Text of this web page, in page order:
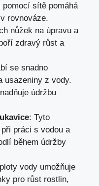
sítě pomáhá
rovnováze.
nůžek na úpravu a
zdravý růst a
se snadno
usazeniny z vody.
údržbu
: Tyto
práci s vodou a
během údržby
vody umožňuje
pro růst rostlin,